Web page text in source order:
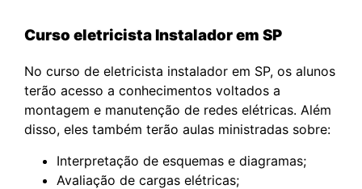
Curso eletricista Instalador em SP
No curso de eletricista instalador em SP, os alunos
terão acesso a conhecimentos voltados a
montagem e manutenção de redes elétricas. Além
disso, eles também terão aulas ministradas sobre:
Interpretação de esquemas e diagramas;
Avaliação de cargas elétricas;